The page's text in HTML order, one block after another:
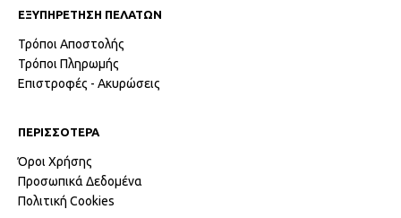
ΕΞΥΠΗΡΕΤΗΣΗ ΠΕΛΑΤΩΝ
Τρόποι Αποστολής
Τρόποι Πληρωμής
Επιστροφές - Ακυρώσεις
ΠΕΡΙΣΣΟΤΕΡΑ
Όροι Χρήσης
Προσωπικά Δεδομένα
Πολιτική Cookies